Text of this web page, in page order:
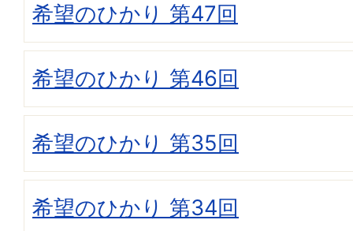
希望のひかり 第47回
希望のひかり 第46回
希望のひかり 第35回
希望のひかり 第34回